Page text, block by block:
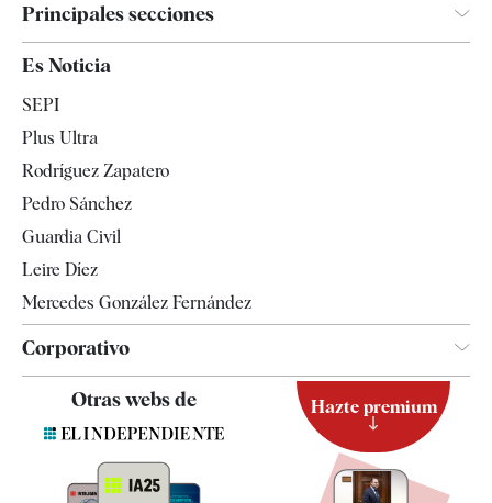
Principales secciones
Televisión
Es Noticia
SEPI
Plus Ultra
Rodríguez Zapatero
Pedro Sánchez
Guardia Civil
Leire Díez
Mercedes González Fernández
Corporativo
Otras webs de Hazte premium